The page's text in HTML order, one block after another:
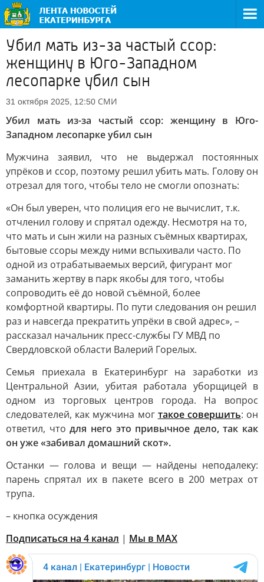
Убил мать из-за частый ссор:
женщину в Юго-Западном
лесопарке убил сын
31 октября 2025, 12:50 СМИ
Убил мать из-за частый ссор: женщину в Юго-
Западном лесопарке убил сын
Мужчина заявил, что не выдержал постоянных
упрёков и ссор, поэтому решил убить мать. Голову он
отрезал для того, чтобы тело не смогли опознать:
«Он был уверен, что полиция его не вычислит, т.к.
отчленил голову и спрятал одежду. Несмотря на то,
что мать и сын жили на разных съёмных квартирах,
бытовые ссоры между ними вспыхивали часто. По
одной из отрабатываемых версий, фигурант мог
заманить жертву в парк якобы для того, чтобы
сопроводить её до новой съёмной, более
комфортной квартиры. По пути следования он решил
раз и навсегда прекратить упрёки в свой адрес», –
рассказал начальник пресс-службы ГУ МВД по
Свердловской области Валерий Горелых.
Семья приехала в Екатеринбург на заработки из
Центральной Азии, убитая работала уборщицей в
одном из торговых центров города. На вопрос
следователей, как мужчина мог такое совершить: он
ответил, чтодля него это привычное дело, так как
он уже «забивал домашний скот».
Останки — голова и вещи — найдены неподалеку:
парень спрятал их в пакете всего в 200 метрах от
трупа.
– кнопка осуждения
Подписаться на 4 канал | Мы в MAX